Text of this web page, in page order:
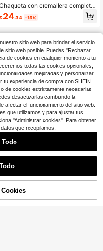
Chaqueta con cremallera completa
y cuello vuelto para hombre, tejido l
iso y nítido, versátil y minimalista, pr
s, top casual delgado para primaver
a/otoño
$24.34 -15%
sitio web para brindar el servicio
sitio web posible. Puedes "Rechazar
de cookies en cualquier momento a tu
todas las cookies opcionales,
mejoradas y personalizar
tu experiencia de compra con SHEIN.
de cookies estrictamente necesarias
desactivarlas cambiando la
afectar el funcionamiento del sitio web.
que utilizamos y para ajustar tus
"Administrar cookies". Para obtener
que recopilamos,
Todo